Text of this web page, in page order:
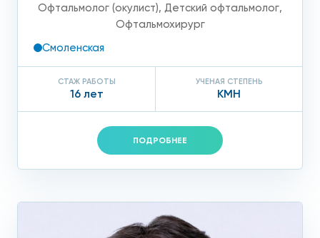
Офтальмолог (окулист), Детский офтальмолог,
Офтальмохирург
Смоленская
СТАЖ РАБОТЫ
16 лет
УЧЕНАЯ СТЕПЕНЬ
КМН
ПОДРОБНЕЕ